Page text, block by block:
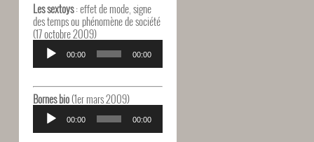
Les sextoys: effet de mode, signe
des temps ou phénomène de société
(17 octobre 2009)
Lecteur
audio
00:00 00:00
Bornes bio(1er mars 2009)
Lecteur
audio
00:00 00:00